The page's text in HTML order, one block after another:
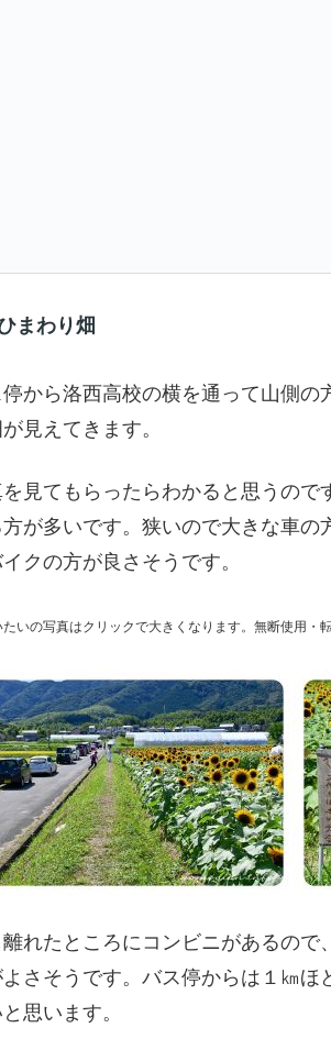
まわり畑
から洛西高校の横を通って山側
が見えてきます。
見てもらったらわかると思うの
方が多いです。狭いので大きな車
クの方が良さそうです。
たいの写真はクリックで大きくなります。無断使用・
れたところにコンビニがあるの
さそうです。バス停からは１㎞ほ
思います。